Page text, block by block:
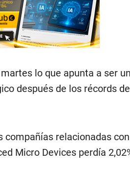
lo que apunta a ser
después de los récords
compañías relacionadas
Micro Devices perdía